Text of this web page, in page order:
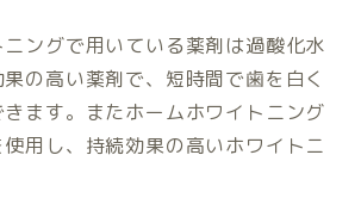
ングで用いている薬剤は過酸化水
の高い薬剤で、短時間で歯を白く
ます。またホームホワイトニング
用し、持続効果の高いホワイトニ